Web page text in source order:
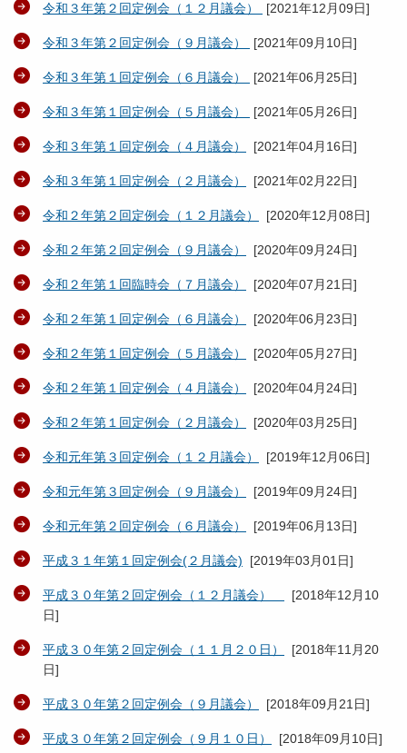
令和３年第２回定例会（１２月議会） [2021年12月09日]
令和３年第２回定例会（９月議会） [2021年09月10日]
令和３年第１回定例会（６月議会） [2021年06月25日]
令和３年第１回定例会（５月議会） [2021年05月26日]
令和３年第１回定例会（４月議会） [2021年04月16日]
令和３年第１回定例会（２月議会） [2021年02月22日]
令和２年第２回定例会（１２月議会） [2020年12月08日]
令和２年第２回定例会（９月議会） [2020年09月24日]
令和２年第１回臨時会（７月議会） [2020年07月21日]
令和２年第１回定例会（６月議会） [2020年06月23日]
令和２年第１回定例会（５月議会） [2020年05月27日]
令和２年第１回定例会（４月議会） [2020年04月24日]
令和２年第１回定例会（２月議会） [2020年03月25日]
令和元年第３回定例会（１２月議会） [2019年12月06日]
令和元年第３回定例会（９月議会） [2019年09月24日]
令和元年第２回定例会（６月議会） [2019年06月13日]
平成３１年第１回定例会(２月議会) [2019年03月01日]
平成３０年第２回定例会（１２月議会） [2018年12月10
日]
平成３０年第２回定例会（１１月２０日） [2018年11月20
日]
平成３０年第２回定例会（９月議会） [2018年09月21日]
平成３０年第２回定例会（９月１０日） [2018年09月10日]